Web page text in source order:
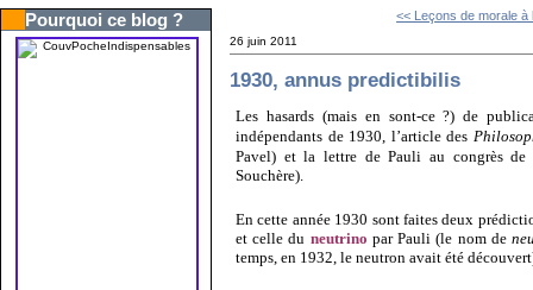
Pourquoi ce blog ? << Leçons de morale à
26 juin 2011
1930, annus predictibilis
Les hasards (mais en sont-ce ?) de
indépendants de 1930, l’article des
Pavel) et la lettre de Pauli au congrès
Souchère).
En cette année 1930 sont faites deux
et celle du neutrino par Pauli (le nom de
temps, en 1932, le neutron avait été